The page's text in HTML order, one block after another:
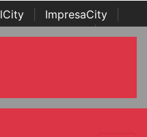
ImpresaCity
Awards | Italian